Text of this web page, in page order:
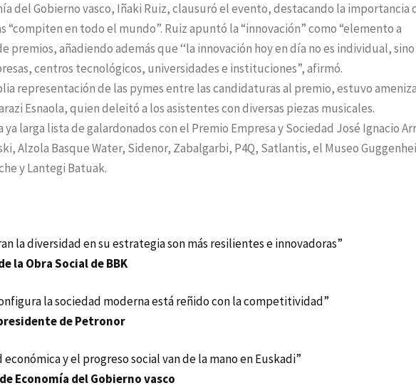
del Gobierno vasco, Iñaki Ruiz, clausuró el evento, destacando la importancia
“compiten en todo el mundo”. Ruiz apuntó la “innovación” como “elemento a
premios, añadiendo además que ‘‘la innovación hoy en día no es individual, sino
centros tecnológicos, universidades e instituciones”, afirmó.
representación de las pymes entre las candidaturas al premio, estuvo
Esnaola, quien deleitó a los asistentes con diversas piezas musicales.
ya larga lista de galardonados con el Premio Empresa y Sociedad José Ignacio
Alzola Basque Water, Sidenor, Zabalgarbi, P4Q, Satlantis, el Museo
y Lantegi Batuak.
la diversidad en su estrategia son más resilientes e innovadoras”
la Obra Social de BBK
la sociedad moderna está reñido con la competitividad”
de Petronor
y el progreso social van de la mano en Euskadi”
Economía del Gobierno vasco